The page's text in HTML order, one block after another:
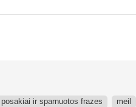
posakiai ir sparnuotos frazes meil